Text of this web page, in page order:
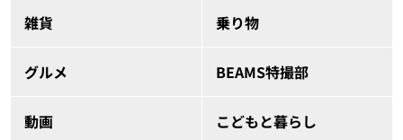
雑貨 乗り物
グルメ BEAMS特撮部
動画 こどもと暮らし